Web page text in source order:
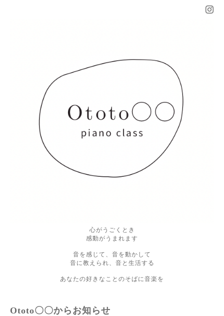
心がうごくとき
感動がうまれます
音を感じて、音を動かして
音に教えられ、音と生活する
あなたの好きなことのそばに音楽を
Ototo〇〇からお知らせ